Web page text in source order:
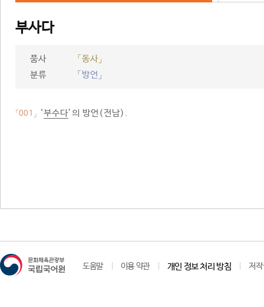
부사다
품사
「동사」
분류
「방언」
「001」 ‘부수다’의 방언(전남).
도움말 이용 약관 개인 정보 처리 방침 저